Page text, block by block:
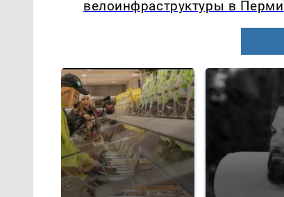
велоинфраструктуры в Перми